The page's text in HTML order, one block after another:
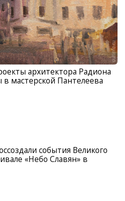
архитектора Радиона
мастерской Пантелеева
события Великого
«Небо Славян» в